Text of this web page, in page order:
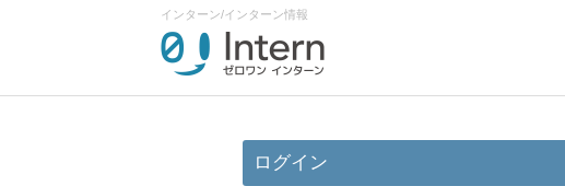
インターン/インターン情報
ログイン